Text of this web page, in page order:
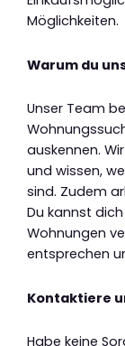
Möglichkeiten.
Warum du
Unser Team
auskennen.
und wissen,
sind. Zudem
Du kannst
Wohnungen
entsprechen
Kontaktiere
Habe keine